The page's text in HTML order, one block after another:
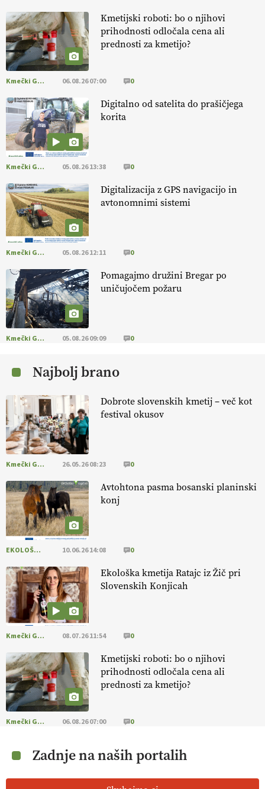
EKOloško = logično: ekološka kmetija
HOMAR
EKOloško = logično: VLOG Ekološko
kmetijstvo brez škropljenja?
EKOloško = logično: ekološka kmetija
ALTENBAHER
EKOloško = logično: ekološko oljarstvo
MORGAN
EKOloško = logično: ekološka kmetija
FREŠER
KMETIJSKA LIGA PRVAKOV: POMLADITEV
KMETIJSKE EKIPE
KMETIJSKA LIGA PRVAKOV: UKRAJINA vs.
EVROPA
EKOloško = logično: ekološka kmetija
EKOloško = logično: VLOG Okus je
pomembnejši od izgleda
EKOloško = logično: ekološka kmetija PR'
RAKARI
Kmetijski roboti: bo o njihovi
prihodnosti odločala cena ali
prednosti za kmetijo?
Kmečki Glas 06.08.26 07:00 0
Digitalno od satelita do prašičjega
korita
Kmečki Glas 05.08.26 13:38 0
Digitalizacija z GPS navigacijo in
avtonomnimi sistemi
Kmečki Glas 05.08.26 12:11 0
Pomagajmo družini Bregar po
uničujočem požaru
Kmečki Glas 05.08.26 09:09 0
Najbolj brano
Dobrote slovenskih kmetij – več kot
festival okusov
Kmečki Glas 26.05.26 08:23 0
Avtohtona pasma bosanski planinski
konj
EKOLOŠKO LOGIČNO 10.06.26 14:08 0
Ekološka kmetija Ratajc iz Žič pri
Slovenskih Konjicah
Kmečki Glas 08.07.26 11:54 0
Kmetijski roboti: bo o njihovi
prihodnosti odločala cena ali
prednosti za kmetijo?
Kmečki Glas 06.08.26 07:00 0
Zadnje na naših portalih